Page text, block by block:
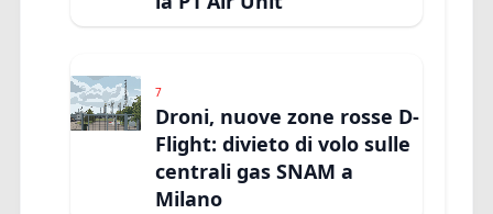
7
Droni, nuove zone rosse D-
Flight: divieto di volo sulle
centrali gas SNAM a
Milano